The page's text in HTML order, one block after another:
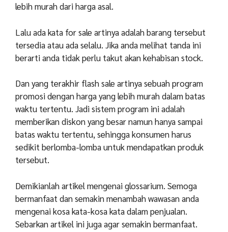
lebih murah dari harga asal.
Lalu ada kata for sale artinya adalah barang tersebut
tersedia atau ada selalu. Jika anda melihat tanda ini
berarti anda tidak perlu takut akan kehabisan stock.
Dan yang terakhir flash sale artinya sebuah program
promosi dengan harga yang lebih murah dalam batas
waktu tertentu. Jadi sistem program ini adalah
memberikan diskon yang besar namun hanya sampai
batas waktu tertentu, sehingga konsumen harus
sedikit berlomba-lomba untuk mendapatkan produk
tersebut.
Demikianlah artikel mengenai glossarium. Semoga
bermanfaat dan semakin menambah wawasan anda
mengenai kosa kata-kosa kata dalam penjualan.
Sebarkan artikel ini juga agar semakin bermanfaat.